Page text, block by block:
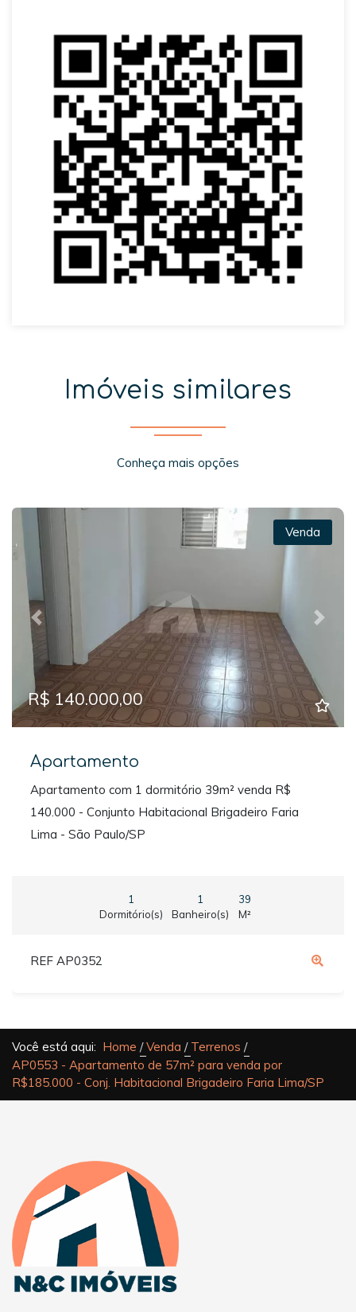
Imóveis similares
Conheça mais opções
Previous Next
Venda
R$ 140.000,00
Apartamento
Apartamento com 1 dormitório 39m² venda R$
140.000 - Conjunto Habitacional Brigadeiro Faria
Lima - São Paulo/SP
1
Dormitório(s)
1
Banheiro(s)
39
M²
REF AP0352
Você está aqui: Home Venda
Terrenos
AP0553 - Apartamento de 57m² para venda por
R$185.000 - Conj. Habitacional Brigadeiro Faria Lima/SP